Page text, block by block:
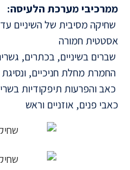
ממרכיבי מערכת הלעיסה:
שחיקה מסיבית של השיניים
אסטטית חמורה
שברים בשיניים, בכתרים,
החמרת מחלת חניכיים, ונסיגת
כאב והפרעות תיפקודיות
כאבי פנים, אוזניים וראש